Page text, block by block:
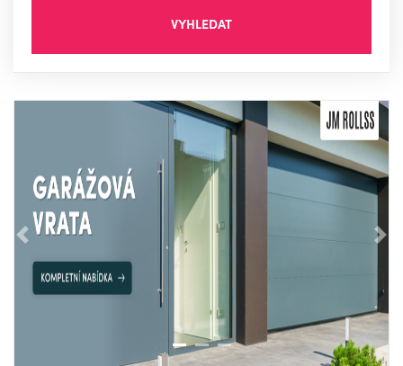
VYHLEDAT
Předchozí